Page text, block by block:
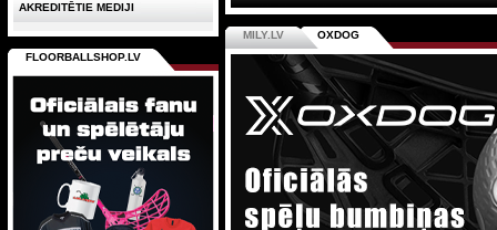
MILY.LV OXDOG
AKREDITĒTIE MEDIJI
FLOORBALLSHOP.LV